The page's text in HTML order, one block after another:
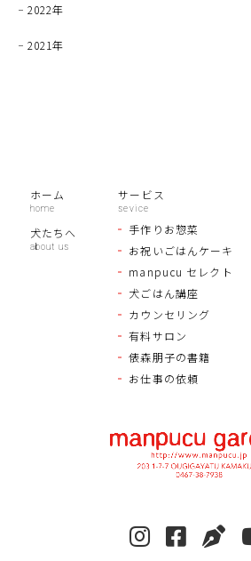
2022年
2021年
ホーム
犬たちへ
サービス
手作りお惣菜
お祝いごはんケーキ
manpucu セレクト
犬ごはん講座
カウンセリング
有料サロン
俵森朋子の書籍
お仕事の依頼